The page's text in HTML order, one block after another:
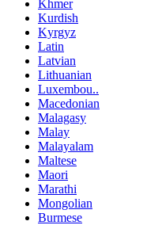
Khmer
Kurdish
Kyrgyz
Latin
Latvian
Lithuanian
Luxembou..
Macedonian
Malagasy
Malay
Malayalam
Maltese
Maori
Marathi
Mongolian
Burmese